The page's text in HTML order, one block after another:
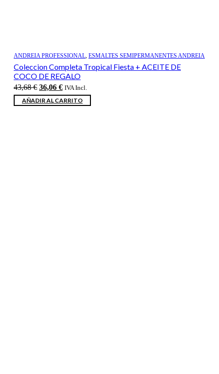
ANDREIA PROFESSIONAL, ESMALTES SEMIPERMANENTES ANDREIA
Coleccion Completa Tropical Fiesta + ACEITE DE
COCO DE REGALO
43,68€ El
precio
original
36,06 €El
precio
actual
IVA Incl.
AÑADIR AL CARRITO